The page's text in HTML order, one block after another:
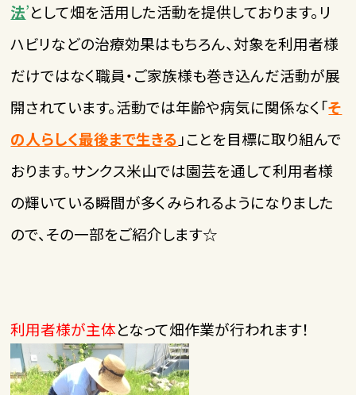
法’として畑を活用した活動を提供しております。リ
ハビリなどの治療効果はもちろん、対象を利用者様
だけではなく職員・ご家族様も巻き込んだ活動が展
開されています。活動では年齢や病気に関係なく「そ
の人らしく最後まで生きる 」ことを目標に取り組んで
おります。サンクス米山では園芸を通して利用者様
の輝いている瞬間が多くみられるようになりました
ので、その一部をご紹介します☆
利用者様が主体となって畑作業が行われます！